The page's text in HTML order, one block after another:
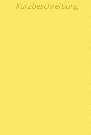
Kurzbeschreibung